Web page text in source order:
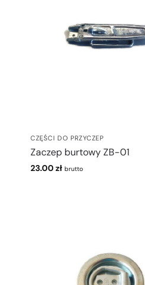
CZĘŚCI DO PRZYCZEP
Zaczep burtowy ZB-01
23.00zł brutto